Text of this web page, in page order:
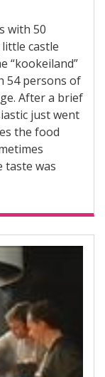
with 50
castle
“kookeiland”
54 persons of
After a brief
just went
the food
taste was